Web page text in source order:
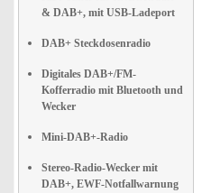
& DAB+, mit USB-Ladeport
DAB+ Steckdosenradio
Digitales DAB+/FM-
Kofferradio mit Bluetooth und
Wecker
Mini-DAB+-Radio
Stereo-Radio-Wecker mit
DAB+, EWF-Notfallwarnung